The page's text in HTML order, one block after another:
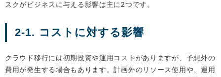
スクがビジネスに与える影響は主に2つです。
2-1. コストに対する影響
クラウド移行には初期投資や運用コストがありますが、予想外の
費用が発生する場合もあります。計画外のリソース使用や、運用